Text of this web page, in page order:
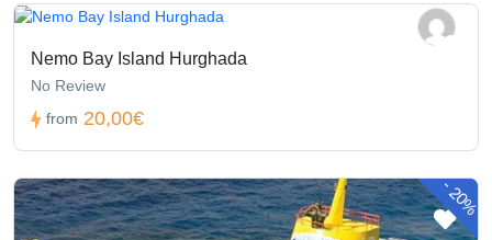
Nemo Bay Island Hurghada
No Review
from 20,00€
-
20%